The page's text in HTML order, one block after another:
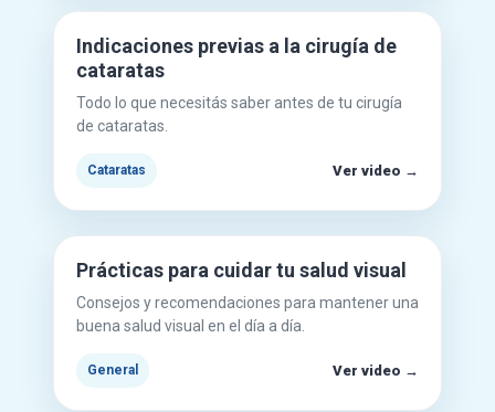
▶
Indicaciones previas a la cirugía de
cataratas
Todo lo que necesitás saber antes de tu cirugía
de cataratas.
Cataratas Ver video →
▶
Prácticas para cuidar tu salud visual
Consejos y recomendaciones para mantener una
buena salud visual en el día a día.
General Ver video →